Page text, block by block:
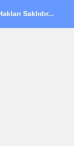
Saklıdır...